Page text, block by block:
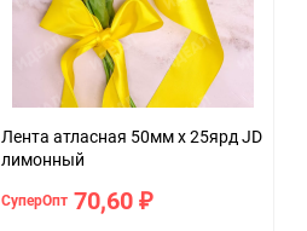
Лента атласная 50мм х 25ярд JD
лимонный
СуперОпт 70,60 ₽